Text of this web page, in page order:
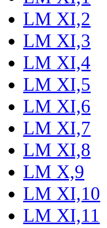
LM XI,2
LM XI,3
LM XI,4
LM XI,5
LM XI,6
LM XI,7
LM XI,8
LM X,9
LM XI,10
LM XI,11